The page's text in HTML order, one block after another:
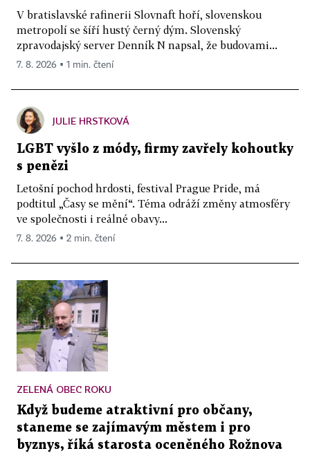
V bratislavské rafinerii Slovnaft hoří, slovenskou
metropolí se šíří hustý černý dým. Slovenský
zpravodajský server Denník N napsal, že budovami...
7. 8. 2026 ▪ 1 min. čtení
JULIE HRSTKOVÁ
LGBT vyšlo z módy, firmy zavřely kohoutky
s penězi
Letošní pochod hrdosti, festival Prague Pride, má
podtitul „Časy se mění“. Téma odráží změny atmosféry
ve společnosti i reálné obavy...
7. 8. 2026 ▪ 2 min. čtení
ZELENÁ OBEC ROKU
Když budeme atraktivní pro občany,
staneme se zajímavým městem i pro
byznys, říká starosta oceněného Rožnova